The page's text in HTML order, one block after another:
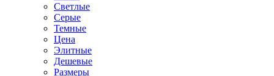
Светлые
Серые
Темные
Цена
Элитные
Дешевые
Размеры